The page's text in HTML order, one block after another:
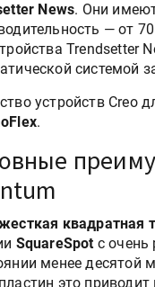
News. Они
— от
Trendsetter
системой
устройств Creo
.
квадратная
SquareSpot с очень
менее десятой
это